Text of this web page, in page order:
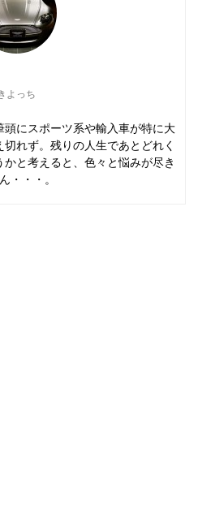
よっち
にスポーツ系や輸入車が特に大
れず。残りの人生であとどれく
と考えると、色々と悩みが尽き
・・・。